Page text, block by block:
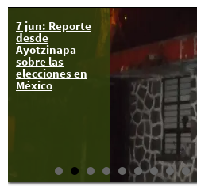
7 jun: Reporte
desde
Ayotzinapa
sobre las
elecciones en
México